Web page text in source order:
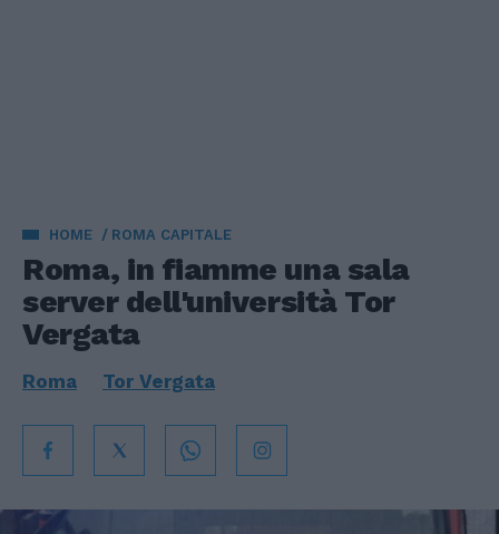
HOME ROMA CAPITALE
Roma, in fiamme una sala
server dell'università Tor
Vergata
Roma Tor Vergata